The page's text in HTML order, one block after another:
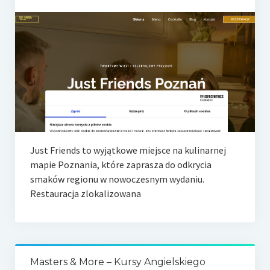
Just Friends to wyjątkowe miejsce na kulinarnej
mapie Poznania, które zaprasza do odkrycia
smaków regionu w nowoczesnym wydaniu.
Restauracja zlokalizowana
Masters & More – Kursy Angielskiego